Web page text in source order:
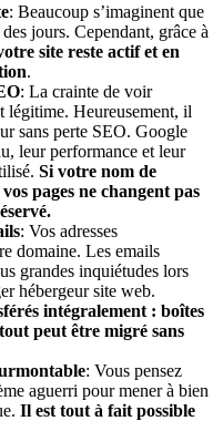
: Beaucoup s’imaginent que
jours. Cependant, grâce à
site reste actif et en
.
: La crainte de voir
légitime. Heureusement, il
sans perte SEO. Google
leur performance et leur
Si votre nom de
pages ne changent pas
: Vos adresses
domaine. Les emails
grandes inquiétudes lors
hébergeur site web.
intégralement : boîtes
peut être migré sans
: Vous pensez
aguerri pour mener à bien
Il est tout à fait possible